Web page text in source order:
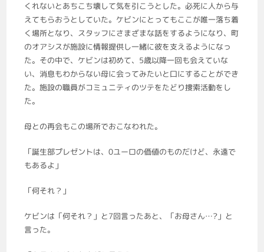
くれないとあちこち壊して気を引こうとした。必死に人から与
えてもらおうとしていた。ケビンにとってもここが唯一落ち着
く場所となり、スタッフにさまざまな話をするようになり、町
のオアシスが施設に情報提供し一緒に彼を支えるようになっ
た。その中で、ケビンは初めて、5歳以降一回も会えていな
い、消息もわからない母に会ってみたいと口にすることができ
た。施設の職員がコミュニティのツテをたどり捜索活動をし
た。
母との再会もこの場所でおこなわれた。
「誕生部プレゼントは、0ユーロの価値のものだけど、永遠で
もあるよ」
「何それ？」
ケビンは「何それ？」と7回言ったあと、「お母さん…?」と
言った。